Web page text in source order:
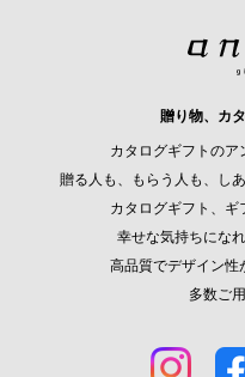
贈り物、カ
カタログギフトのア
贈る人も、もらう人も、し
カタログギフト、
幸せな気持ちにな
高品質でデザイン性
多数ご